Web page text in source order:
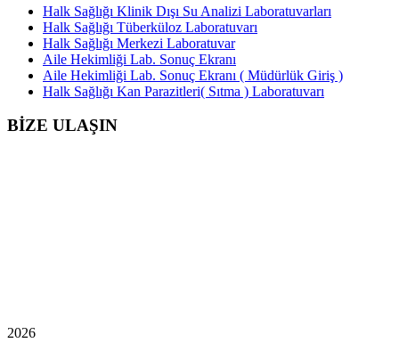
Halk Sağlığı Klinik Dışı Su Analizi Laboratuvarları
Halk Sağlığı Tüberküloz Laboratuvarı
Halk Sağlığı Merkezi Laboratuvar
Aile Hekimliği Lab. Sonuç Ekranı
Aile Hekimliği Lab. Sonuç Ekranı ( Müdürlük Giriş )
Halk Sağlığı Kan Parazitleri( Sıtma ) Laboratuvarı
BİZE ULAŞIN
2026